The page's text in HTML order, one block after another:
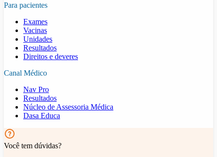
Para pacientes
Exames
Vacinas
Unidades
Resultados
Direitos e deveres
Canal Médico
Nav Pro
Resultados
Núcleo de Assessoria Médica
Dasa Educa
Você tem dúvidas?